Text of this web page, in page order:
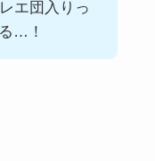
エ団入りっ
…！